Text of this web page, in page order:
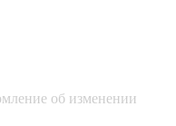
об изменении